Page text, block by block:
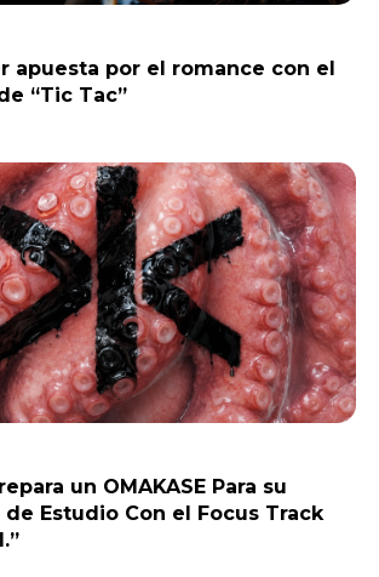
apuesta por el romance con el
“Tic Tac”
un OMAKASE Para su
Estudio Con el Focus Track